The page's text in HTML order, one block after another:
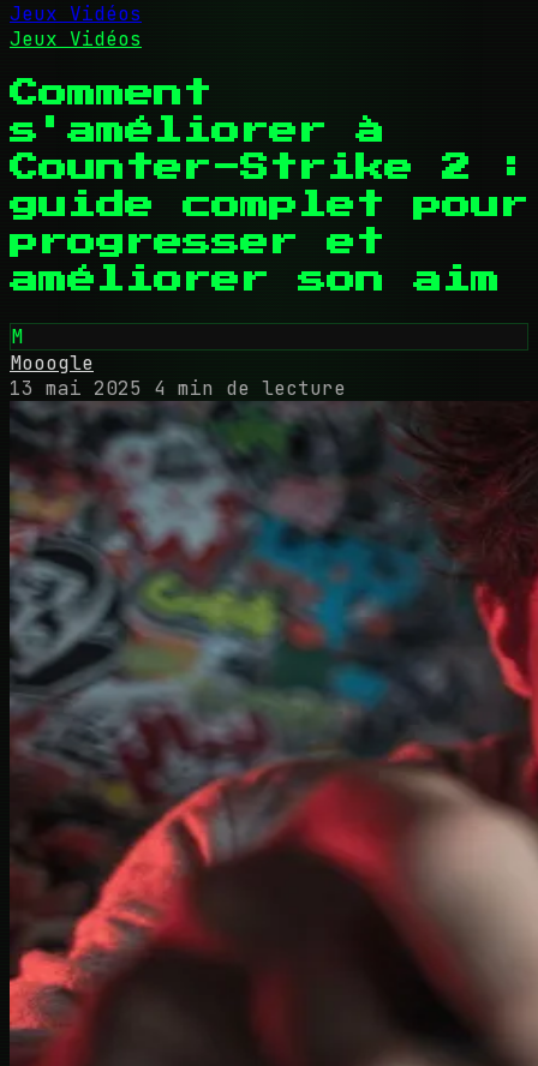
Jeux Vidéos
Jeux Vidéos
Comment
s'améliorer à
Counter-Strike 2 :
guide complet pour
progresser et
améliorer son aim
M
Mooogle
13 mai 2025
4 min de lecture